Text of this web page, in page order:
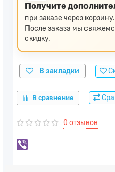
Получите
при заказе через корзину.
После заказа мы
скидку.
В закладки
В сравнение
0 отзывов